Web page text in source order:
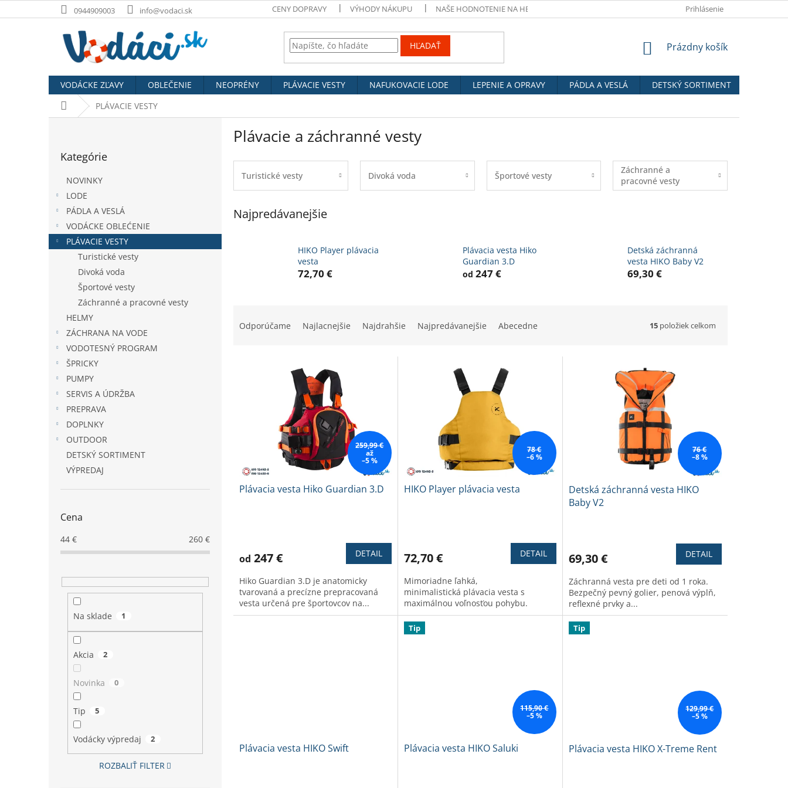
na
0944909003 info@vodaci.sk CENY DOPRAVY VÝHODY NÁKUPU NAŠE HODNOTENIE NA HEURÉKE VŠEOBECNÉ OBCHODNÉ PODMIENKY
Prihlásenie
HĽADAŤ
NÁKUPNÝ
Prázdny košík
VODÁCKE ZĽAVY OBLEČENIE NEOPRÉNY PLÁVACIE VESTY NAFUKOVACIE LODE LEPENIE A OPRAVY PÁDLA A VESLÁ DETSKÝ SORTIMENT
DomovPLÁVACIE VESTY
kategórie
Kategórie
NOVINKY
LODE
PÁDLA A VESLÁ
VODÁCKE OBLEĆENIE
PLÁVACIE VESTY
Turistické vesty
Divoká voda
Športové vesty
Záchranné a pracovné vesty
HELMY
ZÁCHRANA NA VODE
VODOTESNÝ PROGRAM
ŠPRICKY
PUMPY
SERVIS A ÚDRŽBA
PREPRAVA
DOPLNKY
OUTDOOR
DETSKÝ SORTIMENT
VÝPREDAJ
Cena
44 € 260 €
Na sklade 1
Akcia 2
Novinka 0
Tip 5
Vodácky výpredaj 2
ROZBALIŤ FILTER
Plávacie a záchranné vesty
Turistické vesty Divoká voda Športové vesty
Záchranné a
pracovné vesty
Najpredávanejšie
HIKO Player plávacia
vesta
72,70 €
Plávacia vesta Hiko
Guardian 3.D
od 247 €
Detská záchranná
vesta HIKO Baby V2
69,30 €
Odporúčame Najlacnejšie Najdrahšie Najpredávanejšie Abecedne 15 položiek celkom
259,99 €
až
–5 %
Plávacia vesta Hiko Guardian 3.D
je
z
5
hviezdičiek.
od 247 € DETAIL
Hiko Guardian 3.D je anatomicky
tvarovaná a precízne prepracovaná
vesta určená pre športovcov na...
78 €
–6 %
HIKO Player plávacia vesta
je
z
5
hviezdičiek.
72,70 € DETAIL
Mimoriadne ľahká,
minimalistická plávacia vesta s
maximálnou voľnosťou pohybu.
76 €
–8 %
Detská záchranná vesta HIKO
Baby V2
je
z
5
hviezdičiek.
69,30 € DETAIL
Záchranná vesta pre deti od 1 roka.
Bezpečný pevný golier, penová výplň,
reflexné prvky a...
Plávacia vesta HIKO Swift
Tip
115,90 €
–5 %
Plávacia vesta HIKO Saluki
Tip
129,99 €
–5 %
Plávacia vesta HIKO X-Treme Rent